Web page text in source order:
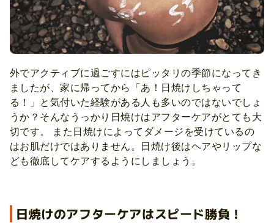
外でアクティブに過ごすにはピッタリの季節になってき
ましたが、家に帰ってから「あ！日焼けしちゃって
る！」と気付いた経験がある人も多いのではないでしょ
うか？そんなうっかり日焼けはアフターケアがとても大
切です。 また日焼けによってダメージを受けているの
はお肌だけではありません。日焼け後はヘアやリップな
ども徹底してケアするようにしましょう。
日焼けのアフターケアはスピード勝負！